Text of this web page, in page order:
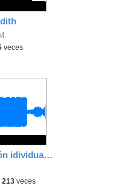
veces
Equipos de protección idividual trabajadores (Modificado)
213 veces